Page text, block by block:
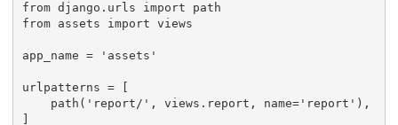
from django.urls import
path
from
assets import views
app_name = 'assets'
urlpatterns =
path ( 'report/' , views . report , name='report' ),